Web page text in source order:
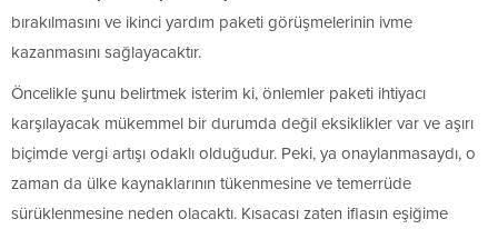
bırakılmasını ve ikinci yardım paketi görüşmelerinin ivme
kazanmasını sağlayacaktır.
Öncelikle şunu belirtmek isterim ki, önlemler paketi ihtiyacı
karşılayacak mükemmel bir durumda değil eksiklikler var ve aşırı
biçimde vergi artışı odaklı olduğudur. Peki, ya onaylanmasaydı, o
zaman da ülke kaynaklarının tükenmesine ve temerrüde
sürüklenmesine neden olacaktı. Kısacası zaten iflasın eşiğime